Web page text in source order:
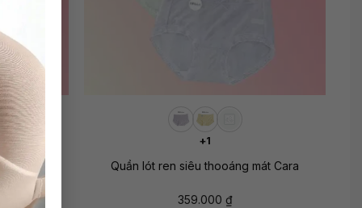
mát lạnh
+1
Quần lót ren siêu thooáng mát Cara
359.000 ₫